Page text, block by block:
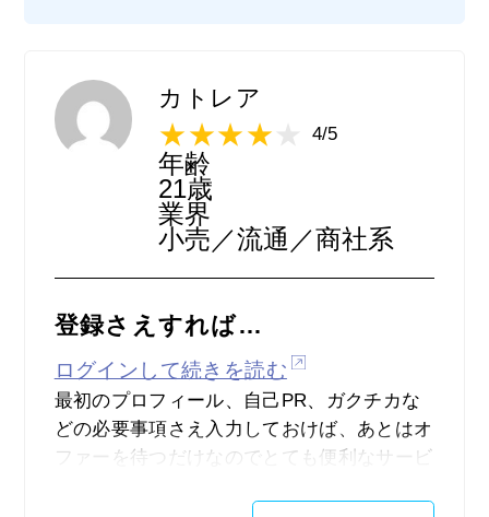
また、企業の方はプロフィールを念入りに読
み込まれている感じがしたので、私自身はこ
れまでの経験を詳細に記入することで、企業
とのマッチング度を上げられるようにしてい
カトレア
4/5
年齢
21歳
業界
小売／流通／商社系
登録さえすれば…
ログインして続きを読む
最初のプロフィール、自己PR、ガクチカな
どの必要事項さえ入力しておけば、あとはオ
ファーを待つだけなのでとても便利なサービ